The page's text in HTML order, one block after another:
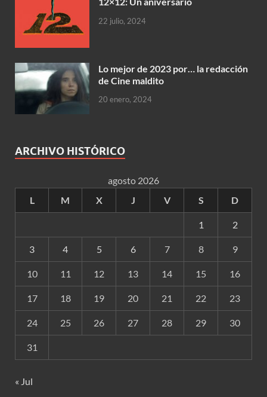
22 julio, 2024
Lo mejor de 2023 por… la redacción
de Cine maldito
20 enero, 2024
ARCHIVO HISTÓRICO
agosto 2026
L
M X J V S D
1 2
3 4 5 6 7 8 9
10 11 12 13 14 15 16
17 18 19 20 21 22 23
24 25 26 27 28 29 30
31
« Jul